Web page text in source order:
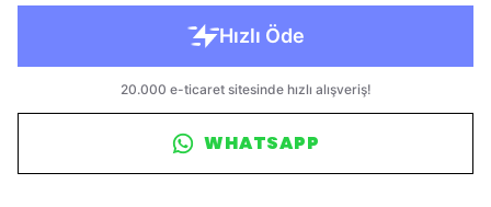
WHATSAPP